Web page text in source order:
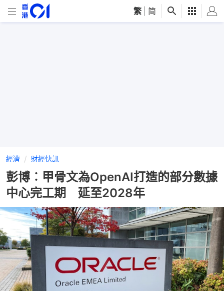
繁 简
經濟 財經快訊
彭博︰甲骨文為OpenAI打造的部分數據
中心完工期 延至2028年